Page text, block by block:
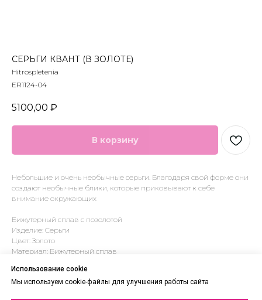
Использование cookie
Мы используем cookie-файлы для улучшения работы сайта
СЕРЬГИ КВАНТ (В ЗОЛОТЕ)
Hitrospletenia
ER1124-04
5100,00 ₽
В корзину
Небольшие и очень необычные серьги. Благодаря свой форме они
создают необычные блики, которые приковывают к себе
внимание окружающих
Бижутерный сплав с позолотой
Изделие: Серьги
Цвет: Золото
Материал: Бижутерный сплав
lwh: 100x100x50 mm
Weight: 150 g